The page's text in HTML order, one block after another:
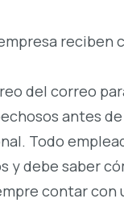
del correo
antes
Todo
y debe saber
contar